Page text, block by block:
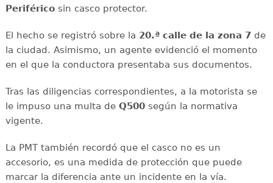
Periféricosin casco protector.
El hecho se registró sobre la 20.ª calle de la zona 7de
la ciudad. Asimismo, un agente evidenció el momento
en el que la conductora presentaba sus documentos.
Tras las diligencias correspondientes, a la motorista se
le impuso una multa de Q500según la normativa
vigente.
La PMT también recordó que el casco no es un
accesorio, es una medida de protección que puede
marcar la diferencia ante un incidente en la vía.